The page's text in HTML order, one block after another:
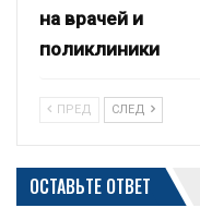
на врачей и
поликлиники
ПРЕД СЛЕД
ОСТАВЬТЕ ОТВЕТ